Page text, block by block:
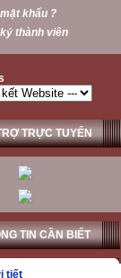
mật khẩu ?
thành viên
TRỰC TUYẾN
TIN CẦN BIẾT
tiết